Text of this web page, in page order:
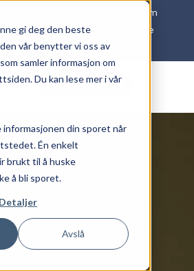
gi deg den beste
vår benytter vi oss av
samler informasjon om
Du kan lese mer i vår
informasjonen din sporet når
Én enkelt
brukt til å huske
å bli sporet.
Detaljer
Avslå
er våre superhelter. Se film om
våre ansatte gjør hver eneste
dag HER
Kontakt oss